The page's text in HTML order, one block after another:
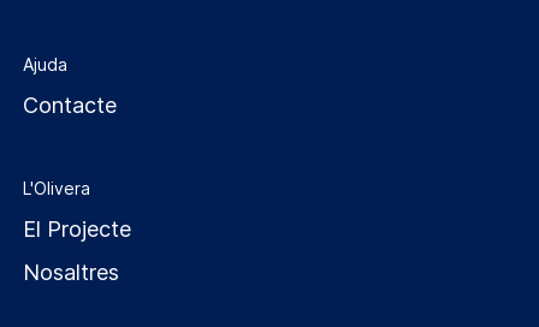
Ajuda
Contacte
L'Olivera
El Projecte
Nosaltres